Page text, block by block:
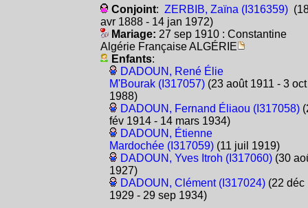
Conjoint: ZERBIB, Zaïna (I316359)
avr 1888 - 14 jan 1972)
Mariage: 27 sep 1910 : Constantine
Algérie Française ALGÉRIE
Enfants:
DADOUN, René Élie
M'Bourak (I317057)(23 août 1911 - 3 oct
1988)
DADOUN, Fernand Éliaou (I317058)
fév 1914 - 14 mars 1934)
DADOUN, Étienne
Mardochée (I317059)(11 juil 1919)
DADOUN, Yves Itroh (I317060)(30
1927)
DADOUN, Clément (I317024)(22 déc
1929 - 29 sep 1934)